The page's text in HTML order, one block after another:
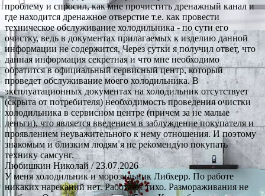
проблему и спросил, как мне прочистить дренажный канал и
где находится дренажное отверстие т.е. как провести
техническое обслуживание холодильника - по сути его
очистку, ведь в документах прилагаемых к изделию данной
информации не содержится. Через сутки я получил ответ, что
данная информация секретная и что мне необходимо
обратится в официальный сервисный центр, который
проведет обслуживание моего холодильника. В
эксплуатационных документах на холодильник отсутствует
(скрыта от потребителя) необходимость проведения очистки
холодильника в сервисном центре (причем за не малые
деньги), что является введением в заблуждение покупателя и
проявлением неуважительного к нему отношения. И поэтому
знакомым и близким людям я не рекомендую покупать
технику самсунг.
Любишкин Николай/ 23.07.2026
У меня холодильник и морозильник Либхерр. По работе
никаких нареканий нет. Работают тихо. Размораживания не